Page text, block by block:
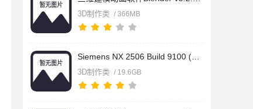
3D制作类 / 366MB
3D制作类 / 19.6GB